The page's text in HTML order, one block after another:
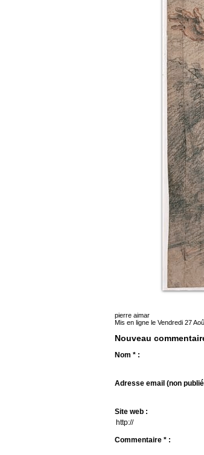
pierre aimar
Mis en ligne le Vendredi 27
Nouveau
Nom * :
Adresse email (non
Site web :
Commentaire * :